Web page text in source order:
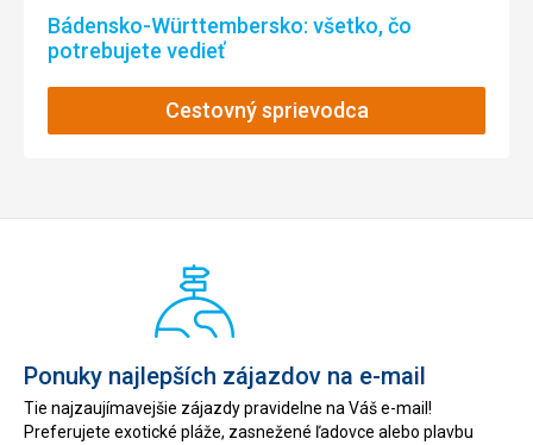
Bádensko-Württembersko: všetko, čo
potrebujete vedieť
Cestovný sprievodca
Ponuky najlepších zájazdov na e-mail
Tie najzaujímavejšie zájazdy pravidelne na Váš e-mail!
Preferujete exotické pláže, zasnežené ľadovce alebo plavbu